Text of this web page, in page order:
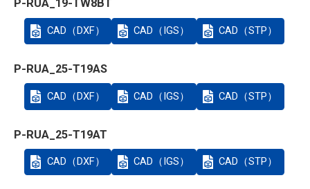
P-RUA_19-TW8BT
CAD（DXF） CAD（IGS） CAD（STP）
P-RUA_25-T19AS
CAD（DXF） CAD（IGS） CAD（STP）
P-RUA_25-T19AT
CAD（DXF） CAD（IGS） CAD（STP）